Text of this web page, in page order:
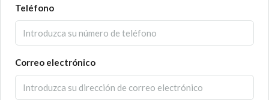
Teléfono
Correo electrónico